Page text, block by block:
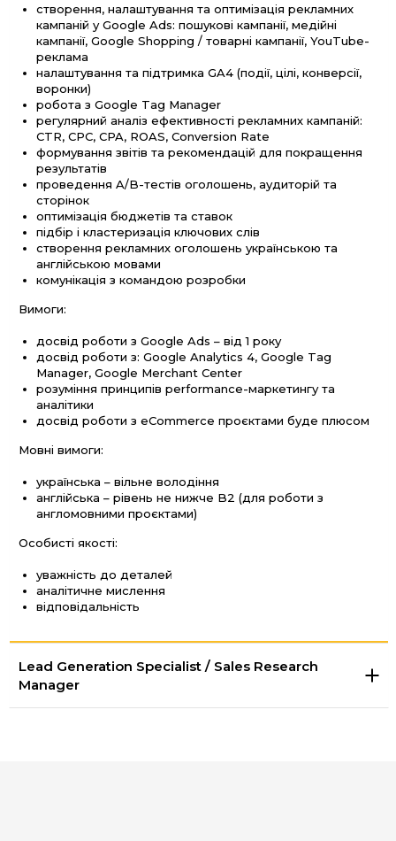
створення, налаштування та оптимізація рекламних
кампаній у Google Ads: пошукові кампанії, медійні
кампанії, Google Shopping / товарні кампанії, YouTube-
реклама
налаштування та підтримка GA4 (події, цілі, конверсії,
воронки)
робота з Google Tag Manager
регулярний аналіз ефективності рекламних кампаній:
CTR, CPC, CPA, ROAS, Conversion Rate
формування звітів та рекомендацій для покращення
результатів
проведення A/B-тестів оголошень, аудиторій та
сторінок
оптимізація бюджетів та ставок
підбір і кластеризація ключових слів
створення рекламних оголошень українською та
англійською мовами
комунікація з командою розробки
Вимоги:
досвід роботи з Google Ads – від 1 року
досвід роботи з: Google Analytics 4, Google Tag
Manager, Google Merchant Center
розуміння принципів performance-маркетингу та
аналітики
досвід роботи з eCommerce проєктами буде плюсом
Мовні вимоги:
українська – вільне володіння
англійська – рівень не нижче B2 (для роботи з
англомовними проєктами)
Особисті якості:
уважність до деталей
аналітичне мислення
відповідальність
Lead Generation Specialist / Sales Research
Manager